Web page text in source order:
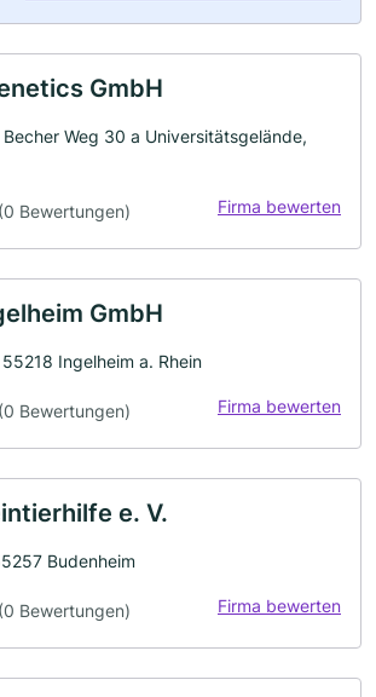
GmbH
Weg 30 a Universitätsgelände,
(0 Bewertungen) Firma bewerten
GmbH
Ingelheim a. Rhein
(0 Bewertungen) Firma bewerten
e. V.
Budenheim
(0 Bewertungen) Firma bewerten